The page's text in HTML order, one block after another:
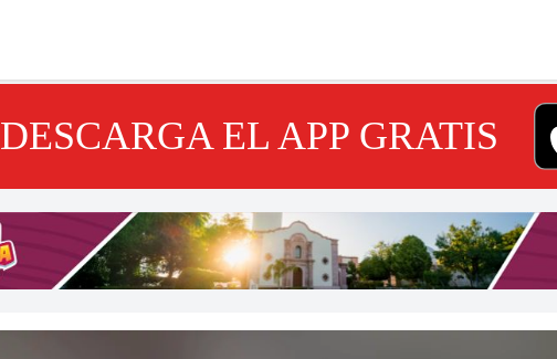
DESCARGA EL APP GRATIS